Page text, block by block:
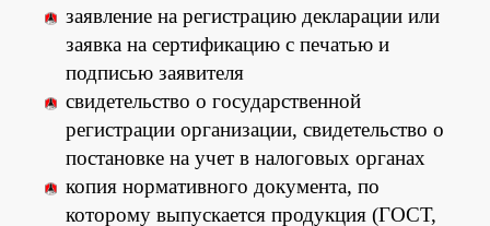
заявление на регистрацию декларации или
заявка на сертификацию с печатью и
подписью заявителя
свидетельство о государственной
регистрации организации, свидетельство о
постановке на учет в налоговых органах
копия нормативного документа, по
которому выпускается продукция (ГОСТ,